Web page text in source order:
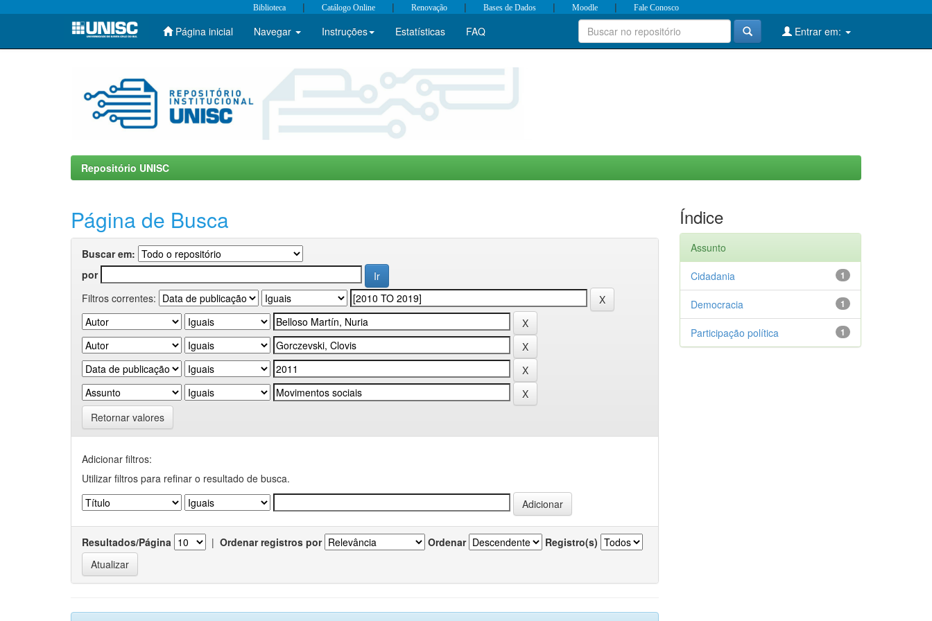
Skip
Biblioteca | Catálogo Online | Renovação | Bases de Dados | Moodle | Fale Conosco
Página inicial Navegar Instruções Estatísticas FAQ Entrar em:
Repositório UNISC
Página de Busca
Buscar em:
por
Filtros correntes:
Retornar valores
Adicionar filtros:
Utilizar filtros para refinar o resultado de busca.
Resultados/Página | Ordenar registros por Ordenar Registro(s)
Índice
Assunto
1
Cidadania
1
Democracia
1
Participação política